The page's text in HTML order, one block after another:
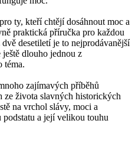
ty, kteří chtějí dosáhnout moc a
praktická příručka pro každou
desetiletí je to nejprodávanější
dlouho jednou z
téma.
zajímavých příběhů
ze života slavných historických
na vrchol slávy, moci a
a její velikou touhu